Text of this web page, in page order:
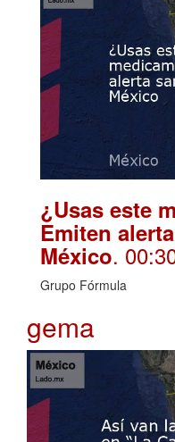
¿Usas este
Emiten
México.
Grupo Fórmula
gema